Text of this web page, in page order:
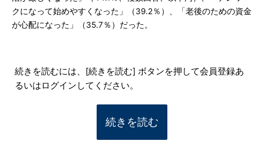
クになって始めやすくなった」（39.2％）、「老後のための資金
が心配になった」（35.7％）だった。
続きを読むには、[続きを読む] ボタンを押して会員登録あ
るいはログインしてください。
続きを読む